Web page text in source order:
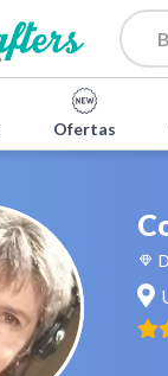
Ofertas